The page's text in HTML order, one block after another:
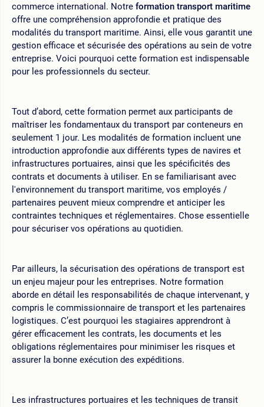
commerce international. Notre formation transport maritime
offre une compréhension approfondie et pratique des
modalités du transport maritime. Ainsi, elle vous garantit une
gestion efficace et sécurisée des opérations au sein de votre
entreprise. Voici pourquoi cette formation est indispensable
pour les professionnels du secteur.
Tout d’abord, cette formation permet aux participants de
maîtriser les fondamentaux du transport par conteneurs en
seulement 1 jour. Les modalités de formation incluent une
introduction approfondie aux différents types de navires et
infrastructures portuaires, ainsi que les spécificités des
contrats et documents à utiliser. En se familiarisant avec
l'environnement du transport maritime, vos employés /
partenaires peuvent mieux comprendre et anticiper les
contraintes techniques et réglementaires. Chose essentielle
pour sécuriser vos opérations au quotidien.
Par ailleurs, la sécurisation des opérations de transport est
un enjeu majeur pour les entreprises. Notre formation
aborde en détail les responsabilités de chaque intervenant, y
compris le commissionnaire de transport et les partenaires
logistiques. C’est pourquoi les stagiaires apprendront à
gérer efficacement les contrats, les documents et les
obligations réglementaires pour minimiser les risques et
assurer la bonne exécution des expéditions.
Les infrastructures portuaires et les techniques de transit